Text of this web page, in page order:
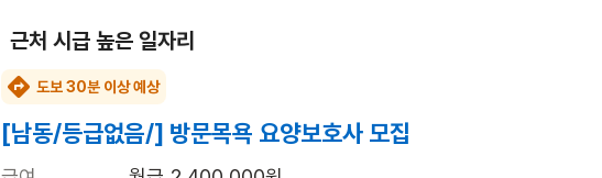
근처 시급 높은 일자리
도보 30분 이상 예상
[남동/등급없음/] 방문목욕 요양보호사 모집